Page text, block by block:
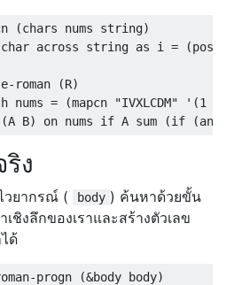
(chars nums string)
across string as i = (
roman (R)
nums = (mapcn "IVXLCDM" ' (1
(A B) on nums if A sum (if (
ง
วยากรณ์ ( body ) ค้นหาด้วยขั้น
ชิงลึกของเราและสร้างตัวเลข
ด้
progn (&body body)